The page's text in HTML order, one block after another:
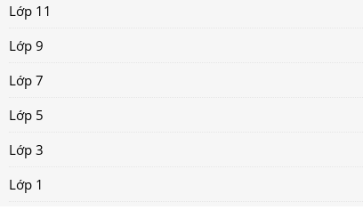
Lớp 11
Lớp 9
Lớp 7
Lớp 5
Lớp 3
Lớp 1